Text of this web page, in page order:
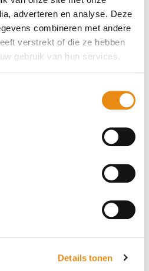
adverteren en analyse. Deze
combineren met andere
verstrekt of die ze hebben
gebruik van hun services.
Details tonen
zodat alles straks
voorop: we
en we zijn pas
is en je tevreden